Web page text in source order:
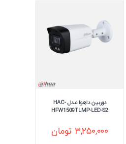
دوربین داهوا مـدل HAC-
HFW1509TLMP-LED-S2
۳,۲۵۰,۰۰۰ تومان